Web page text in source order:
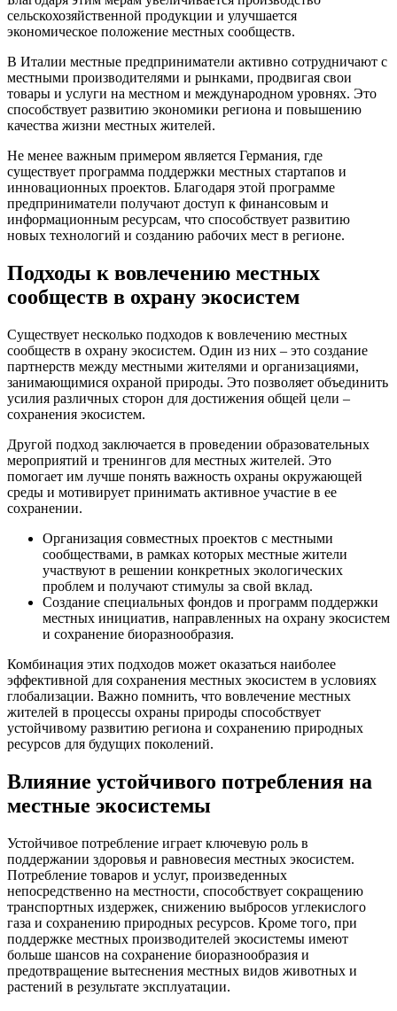
сельскохозяйственной продукции и улучшается
экономическое положение местных сообществ.
В Италии местные предприниматели активно сотрудничают с
местными производителями и рынками, продвигая свои
товары и услуги на местном и международном уровнях. Это
способствует развитию экономики региона и повышению
качества жизни местных жителей.
Не менее важным примером является Германия, где
существует программа поддержки местных стартапов и
инновационных проектов. Благодаря этой программе
предприниматели получают доступ к финансовым и
информационным ресурсам, что способствует развитию
новых технологий и созданию рабочих мест в регионе.
Подходы к вовлечению местных
сообществ в охрану экосистем
Существует несколько подходов к вовлечению местных
сообществ в охрану экосистем. Один из них – это создание
партнерств между местными жителями и организациями,
занимающимися охраной природы. Это позволяет объединить
усилия различных сторон для достижения общей цели –
сохранения экосистем.
Другой подход заключается в проведении образовательных
мероприятий и тренингов для местных жителей. Это
помогает им лучше понять важность охраны окружающей
среды и мотивирует принимать активное участие в ее
сохранении.
Организация совместных проектов с местными
сообществами, в рамках которых местные жители
участвуют в решении конкретных экологических
проблем и получают стимулы за свой вклад.
Создание специальных фондов и программ поддержки
местных инициатив, направленных на охрану экосистем
и сохранение биоразнообразия.
Комбинация этих подходов может оказаться наиболее
эффективной для сохранения местных экосистем в условиях
глобализации. Важно помнить, что вовлечение местных
жителей в процессы охраны природы способствует
устойчивому развитию региона и сохранению природных
ресурсов для будущих поколений.
Влияние устойчивого потребления на
местные экосистемы
Устойчивое потребление играет ключевую роль в
поддержании здоровья и равновесия местных экосистем.
Потребление товаров и услуг, произведенных
непосредственно на местности, способствует сокращению
транспортных издержек, снижению выбросов углекислого
газа и сохранению природных ресурсов. Кроме того, при
поддержке местных производителей экосистемы имеют
больше шансов на сохранение биоразнообразия и
предотвращение вытеснения местных видов животных и
растений в результате эксплуатации.